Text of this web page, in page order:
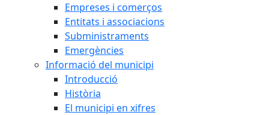
Empreses i comerços
Entitats i associacions
Subministraments
Emergències
Informació del municipi
Introducció
Història
El municipi en xifres